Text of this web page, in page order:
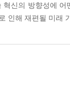
혁신의 방향성에
인해 재편될 미래